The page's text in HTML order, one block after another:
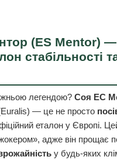
(ES Mentor)
стабільності
легендою? Соя ЕС
— це не просто
еталон у Європі.
адже він прощає
у будь-яких